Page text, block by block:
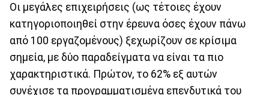
Οι μεγάλες επιχειρήσεις (ως τέτοιες έχουν
κατηγοριοποιηθεί στην έρευνα όσες έχουν πάνω
από 100 εργαζομένους) ξεχωρίζουν σε κρίσιμα
σημεία, με δύο παραδείγματα να είναι τα πιο
χαρακτηριστικά. Πρώτον, το 62% εξ αυτών
συνέχισε τα προγραμματισμένα επενδυτικά του